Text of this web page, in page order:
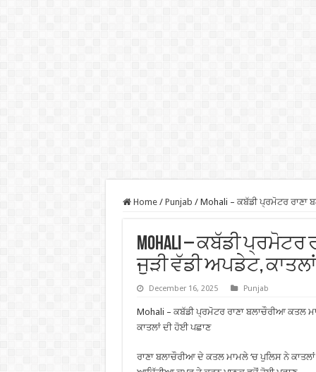
Home / Punjab / Mohali – ਕਬੱਡੀ ਪ੍ਰਮੋਟਰ ਰਾਣਾ
Mohali – ਕਬੱਡੀ
ਜੁੜੀ ਵੱਡੀ ਅਪਡੇਟ,
December 16, 2025 Punjab
Mohali – ਕਬੱਡੀ ਪ੍ਰਮੋਟਰ ਰਾਣਾ ਬਲਾਚੌਰੀਆ ਕਤਲ
ਕਾਤਲਾਂ ਦੀ ਹੋਈ ਪਛਾਣ
ਰਾਣਾ ਬਲਾਚੌਰੀਆ ਦੇ ਕਤਲ ਮਾਮਲੇ ‘ਚ ਪੁਲਿਸ ਨੇ ਕਾਤਲਾਂ